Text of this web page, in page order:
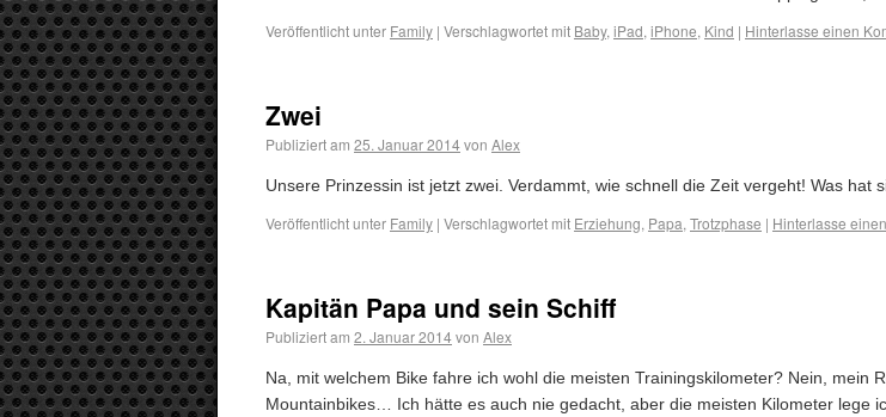
Veröffentlicht unter Family | Verschlagwortet mit Baby, iPad, iPhone, Kind | Hinterlasse einen
Zwei
Publiziert am 25. Januar 2014von Alex
Unsere Prinzessin ist jetzt zwei. Verdammt, wie schnell die Zeit vergeht! Was hat
Veröffentlicht unter Family | Verschlagwortet mit Erziehung, Papa, Trotzphase | Hinterlasse
Kapitän Papa und sein Schiff
Publiziert am 2. Januar 2014von Alex
Na, mit welchem Bike fahre ich wohl die meisten Trainingskilometer? Nein, mein
Mountainbikes… Ich hätte es auch nie gedacht, aber die meisten Kilometer lege